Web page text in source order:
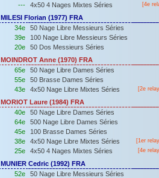
---
4x50 4 Nages Mixtes Séries [4e
MILESI Florian (1977) FRA
34e
50 Nage Libre Messieurs Séries
39e
100 Nage Libre Messieurs Séries
20e
50 Dos Messieurs Séries
MOINDROT Anne (1970) FRA
65e
50 Nage Libre Dames Séries
55e
50 Brasse Dames Séries
43e
4x50 Nage Libre Mixtes Séries [2e
MORIOT Laure (1984) FRA
40e
50 Nage Libre Dames Séries
64e
500 Nage Libre Dames Séries
45e
100 Brasse Dames Séries
38e
4x50 Nage Libre Mixtes Séries [1er
25e 4x50 4 Nages Mixtes Séries [4e
MUNIER Cedric (1992) FRA
52e
50 Nage Libre Messieurs Séries